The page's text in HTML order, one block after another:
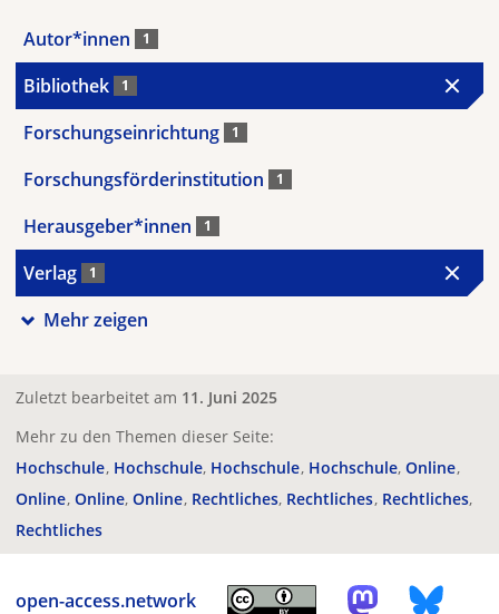
Autor*innen 1
Bibliothek 1
Forschungseinrichtung 1
Forschungsförderinstitution 1
Herausgeber*innen 1
Verlag 1
Mehr zeigen
Zuletzt bearbeitet am 11. Juni 2025
Mehr zu den Themen dieser Seite:
Hochschule Hochschule Hochschule Hochschule Online
Online Online Online Rechtliches Rechtliches Rechtliches
Rechtliches
open-access.network